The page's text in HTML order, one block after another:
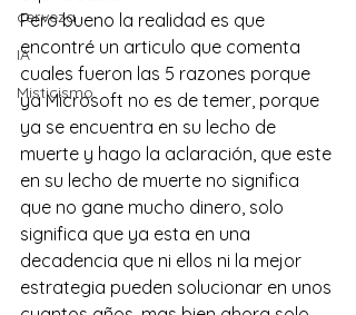
cerveza
IA
Misticismo
Pero bueno la realidad es que
encontré un articulo que comenta
cuales fueron las 5 razones porque
ya Microsoft no es de temer, porque
ya se encuentra en su lecho de
muerte y hago la aclaración, que este
en su lecho de muerte no significa
que no gane mucho dinero, solo
significa que ya esta en una
decadencia que ni ellos ni la mejor
estrategia pueden solucionar en unos